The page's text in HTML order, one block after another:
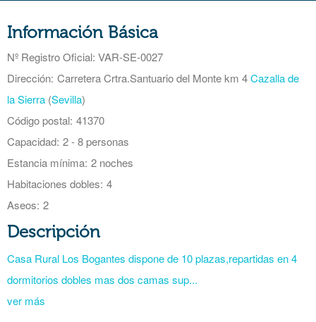
Información Básica
Nº Registro Oficial: VAR-SE-0027
Dirección: Carretera Crtra.Santuario del Monte km 4Cazalla de
la Sierra (Sevilla)
Código postal: 41370
Capacidad: 2 - 8 personas
Estancia mínima: 2 noches
Habitaciones dobles: 4
Aseos: 2
Descripción
Casa Rural Los Bogantes dispone de 10 plazas,repartidas en 4
dormitorios dobles mas dos camas sup...
ver más